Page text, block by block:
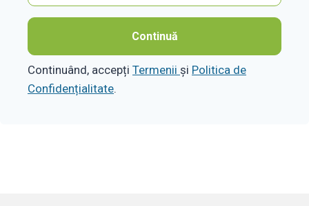
Continuă
Continuând, accepți Termenii și Politica de
Confidențialitate.